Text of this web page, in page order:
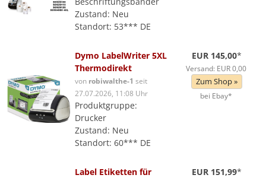
Zustand: Neu
Standort: 53*** DE
Dymo LabelWriter 5XL
Thermodirekt
von robiwalthe-1 seit
27.07.2026, 11:08 Uhr
Produktgruppe:
Drucker
Zustand: Neu
Standort: 60*** DE
EUR 145,00*
Versand: EUR 0,00
Zum Shop »
bei Ebay*
Label Etiketten für
EUR 151,99*